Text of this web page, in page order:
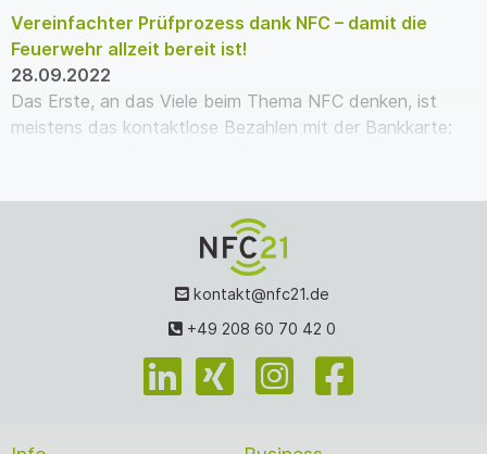
Vereinfachter Prüfprozess dank NFC – damit die
Feuerwehr allzeit bereit ist!
28.09.2022
Das Erste, an das Viele beim Thema NFC denken, ist
meistens das kontaktlose Bezahlen mit der Bankkarte:
kontakt@nfc21.de
+49 208 60 70 42 0